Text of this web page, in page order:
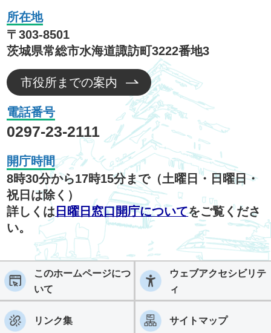
所在地
〒303-8501
茨城県常総市水海道諏訪町3222番地3
市役所までの案内
電話番号
0297-23-2111
開庁時間
8時30分から17時15分まで（土曜日・日曜日・
祝日は除く）
詳しくは 日曜日窓口開庁についてをご覧くださ
い。
このホームページにつ
いて
ウェブアクセシビリテ
ィ
リンク集 サイトマップ